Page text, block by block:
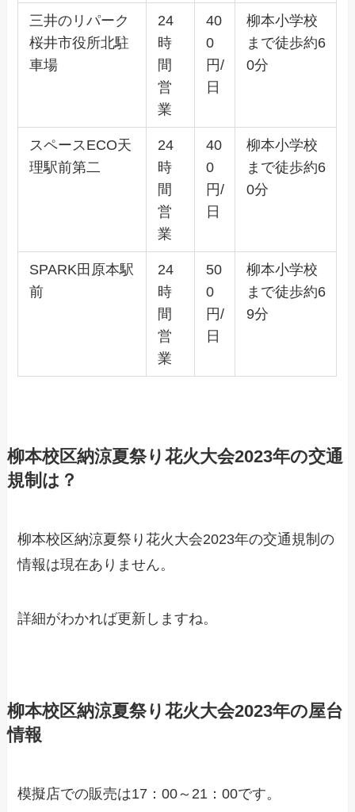
三井のリパーク
桜井市役所北駐
車場
24
時
間
営
業
40
0
円/
日
柳本小学校
まで徒歩約6
0分
スペースECO天
理駅前第二
24
時
間
営
業
40
0
円/
日
柳本小学校
まで徒歩約6
0分
SPARK田原本駅
前
24
時
間
営
業
50
0
円/
日
柳本小学校
まで徒歩約6
9分
柳本校区納涼夏祭り花火大会2023年の交通
規制は？
柳本校区納涼夏祭り花火大会2023年の交通規制の
情報は現在ありません。
詳細がわかれば更新しますね。
柳本校区納涼夏祭り花火大会2023年の屋台
情報
模擬店での販売は17：00～21：00です。